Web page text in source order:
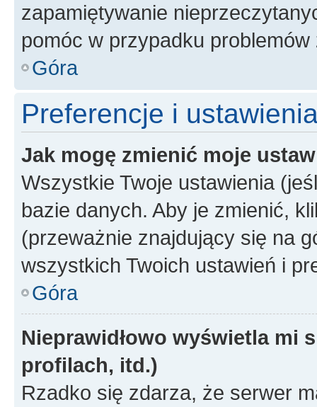
zapamiętywanie
pomóc w przypadku
Góra
Preferencje i
Jak mogę zmienić moje
Wszystkie Twoje ustawienia
bazie danych. Aby je zmienić,
(przeważnie znajdujący się na
wszystkich Twoich ustawień i
Góra
Nieprawidłowo wyświetla mi
profilach, itd.)
Rzadko się zdarza, że serwer